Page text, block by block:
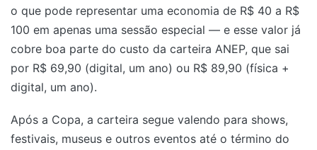
o que pode representar uma economia de R$ 40 a R$
100 em apenas uma sessão especial — e esse valor já
cobre boa parte do custo da carteira ANEP, que sai
por R$ 69,90 (digital, um ano) ou R$ 89,90 (física +
digital, um ano).
Após a Copa, a carteira segue valendo para shows,
festivais, museus e outros eventos até o término do